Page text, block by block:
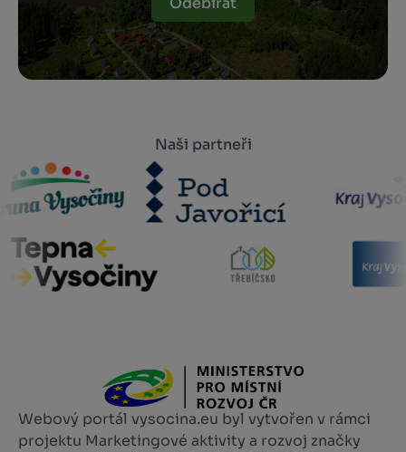
Naši partneři
Webový portál vysocina.eu byl vytvořen v rámci
projektu Marketingové aktivity a rozvoj značky